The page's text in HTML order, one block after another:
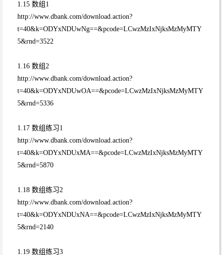
1.15 数组1
http://www.dbank.com/download.action?
t=40&k=ODYxNDUwNg==&pcode=LCwzMzIxNjksMzMyMTY
5&rnd=3522
1.16 数组2
http://www.dbank.com/download.action?
t=40&k=ODYxNDUwOA==&pcode=LCwzMzIxNjksMzMyMTY
5&rnd=5336
1.17 数组练习1
http://www.dbank.com/download.action?
t=40&k=ODYxNDUxMA==&pcode=LCwzMzIxNjksMzMyMTY
5&rnd=5870
1.18 数组练习2
http://www.dbank.com/download.action?
t=40&k=ODYxNDUxNA==&pcode=LCwzMzIxNjksMzMyMTY
5&rnd=2140
1.19 数组练习3